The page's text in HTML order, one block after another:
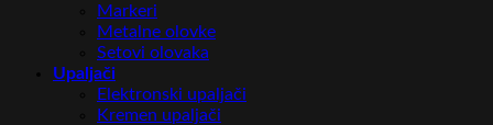
Markeri
Metalne olovke
Setovi olovaka
Upaljači
Elektronski upaljači
Kremen upaljači